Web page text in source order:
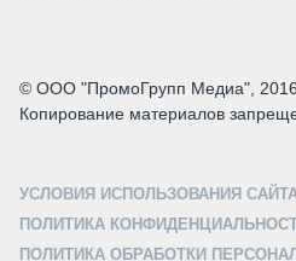
© ООО "ПромоГрупп Медиа",
Копирование материалов
УСЛОВИЯ ИСПОЛЬЗОВАНИЯ
ПОЛИТИКА
ПОЛИТИКА ОБРАБОТКИ